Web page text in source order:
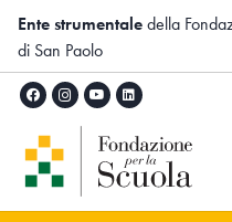
Ente strumentaledella
di San Paolo